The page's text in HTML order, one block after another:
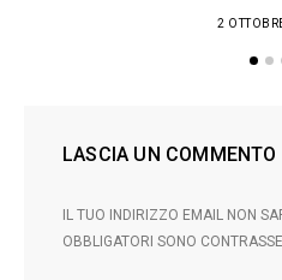
2
LASCIA UN COMMENTO
IL TUO INDIRIZZO EMAIL NON
OBBLIGATORI SONO